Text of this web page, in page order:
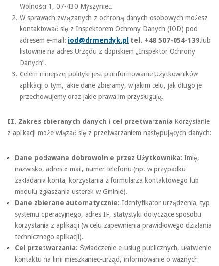
Wolności 1, 07-430 Myszyniec.
W sprawach związanych z ochroną danych osobowych możesz
kontaktować się z Inspektorem Ochrony Danych (IOD) pod
adresem e-mail: iod@drmendyk.pl tel. +48 507-054-139. lub
listownie na adres Urzędu z dopiskiem „Inspektor Ochrony
Danych”.
Celem niniejszej polityki jest poinformowanie Użytkowników
aplikacji o tym, jakie dane zbieramy, w jakim celu, jak długo je
przechowujemy oraz jakie prawa im przysługują.
II. Zakres zbieranych danych i cel przetwarzania Korzystanie
z aplikacji może wiązać się z przetwarzaniem następujących danych:
Dane podawane dobrowolnie przez Użytkownika: Imię,
nazwisko, adres e-mail, numer telefonu (np. w przypadku
zakładania konta, korzystania z formularza kontaktowego lub
modułu zgłaszania usterek w Gminie).
Dane zbierane automatycznie: Identyfikator urządzenia, typ
systemu operacyjnego, adres IP, statystyki dotyczące sposobu
korzystania z aplikacji (w celu zapewnienia prawidłowego działania
technicznego aplikacji).
Cel przetwarzania: Świadczenie e-usług publicznych, ułatwienie
kontaktu na linii mieszkaniec-urząd, informowanie o ważnych